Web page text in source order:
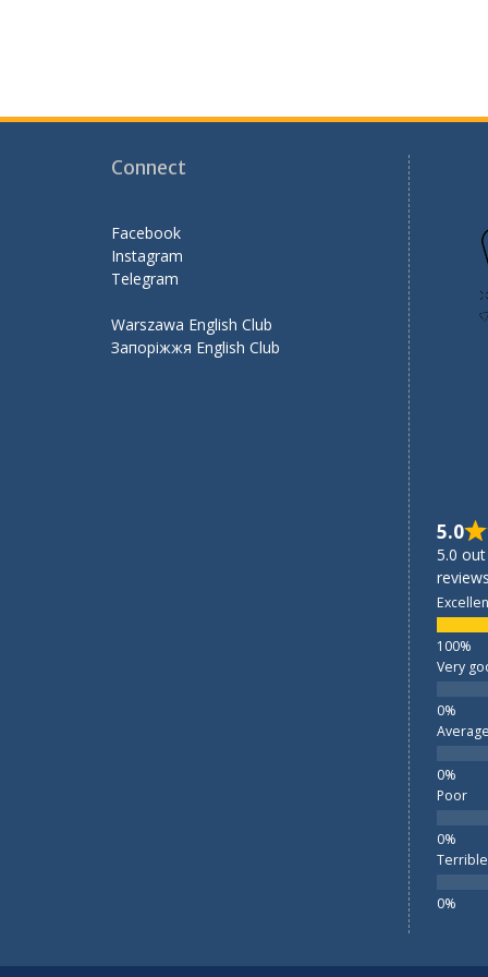
Connect
Facebook
Instagram
Telegram
Warszawa English Club
Запоріжжя English Club
5.0
5.0
Very
Average
Poor
Terrible